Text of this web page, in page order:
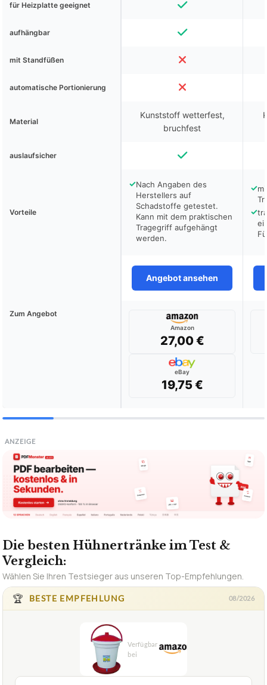
für Heizplatte geeignet
aufhängbar
mit Standfüßen
automatische Portionierung
Material
Kunststoff wetterfest,
bruchfest
auslaufsicher
Vorteile
✓Nach Angaben des
Herstellers auf
Schadstoffe getestet.
Kann mit dem praktischen
Tragegriff aufgehängt
werden.
✓
✓
Angebot ansehen
Zum Angebot
Amazon
27,00 €
eBay
19,75 €
ANZEIGE
Die besten Hühnertränke im Test &
Vergleich:
Wählen Sie Ihren Testsieger aus unseren Top-Empfehlungen.
🏆
BESTE EMPFEHLUNG 08/2026